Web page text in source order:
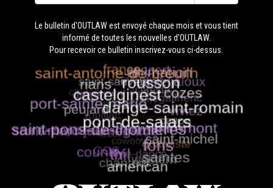
Le bulletin d'OUTLAW est envoyé chaque mois et vous tient
informé de toutes les nouvelles d'OUTLAW.
Pour recevoir ce bulletin inscrivez-vous ci-dessus.